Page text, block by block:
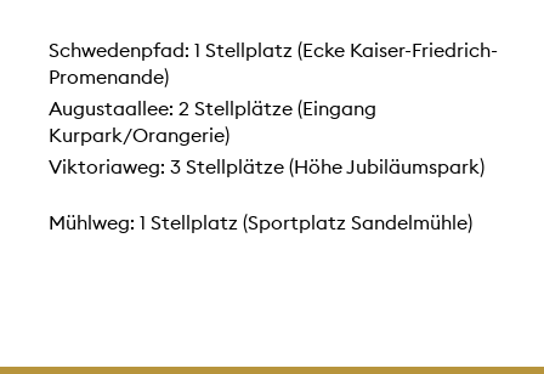
Schwedenpfad: 1 Stellplatz (Ecke Kaiser-Friedrich-
Promenande)
Augustaallee: 2 Stellplätze (Eingang
Kurpark/Orangerie)
Viktoriaweg: 3 Stellplätze (Höhe Jubiläumspark)
Mühlweg: 1 Stellplatz (Sportplatz Sandelmühle)